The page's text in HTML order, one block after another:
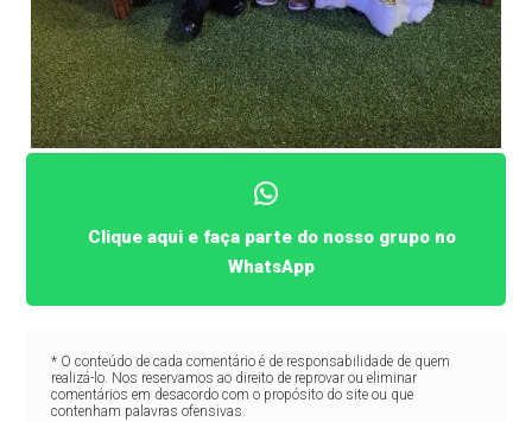
Clique aqui e faça parte do nosso grupo no
WhatsApp
* O conteúdo de cada comentário é de responsabilidade de quem
realizá-lo. Nos reservamos ao direito de reprovar ou eliminar
comentários em desacordo com o propósito do site ou que
contenham palavras ofensivas.